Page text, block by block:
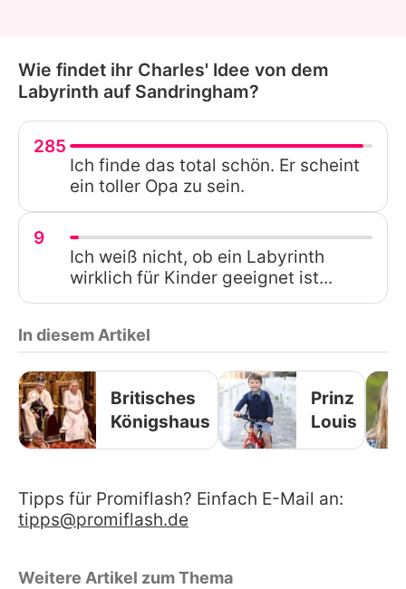
Wie findet ihr Charles' Idee von dem
Labyrinth auf Sandringham?
285
Ich finde das total schön. Er scheint
ein toller Opa zu sein.
9
Ich weiß nicht, ob ein Labyrinth
wirklich für Kinder geeignet ist...
In diesem Artikel
Britisches
Königshaus
Prinz
Louis
Tipps für Promiflash? Einfach E-Mail an:
tipps@promiflash.de
Weitere Artikel zum Thema